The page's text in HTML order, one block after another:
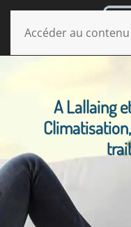
Accéder au
A Lallaing